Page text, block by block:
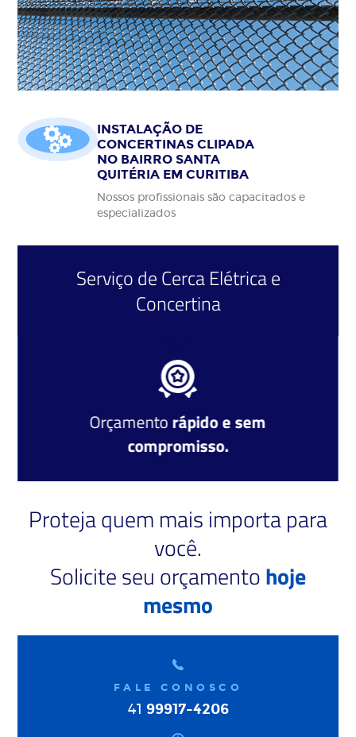
INSTALAÇÃO DE
CONCERTINAS CLIPADA
NO BAIRRO SANTA
QUITÉRIA EM CURITIBA
Nossos profissionais são capacitados e
especializados
Serviço deCerca Elétricae
Concertina
Orçamentorápido e sem
compromisso.
Proteja quem mais importa para
você.
Solicite seu orçamentohoje
mesmo
FALE CONOSCO
41 99917-4206